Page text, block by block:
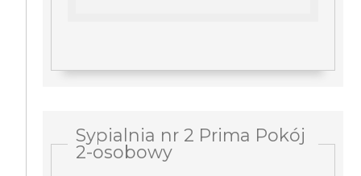
Sypialnia nr 2 Prima Pokój
2-osobowy